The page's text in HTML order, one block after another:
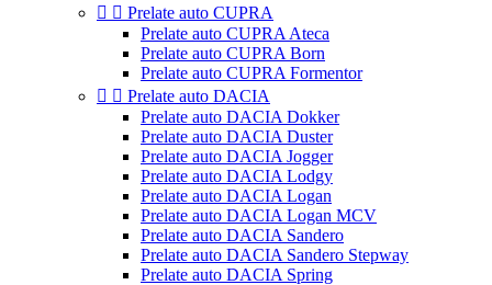
  Prelate auto CUPRA
Prelate auto CUPRA Ateca
Prelate auto CUPRA Born
Prelate auto CUPRA Formentor
  Prelate auto DACIA
Prelate auto DACIA Dokker
Prelate auto DACIA Duster
Prelate auto DACIA Jogger
Prelate auto DACIA Lodgy
Prelate auto DACIA Logan
Prelate auto DACIA Logan MCV
Prelate auto DACIA Sandero
Prelate auto DACIA Sandero Stepway
Prelate auto DACIA Spring